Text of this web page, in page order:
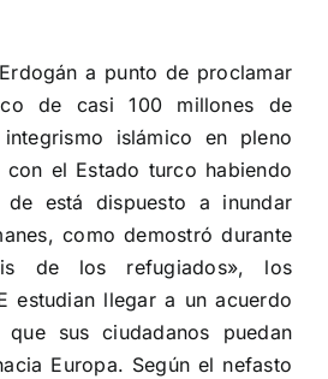
a punto de proclamar
de casi 100 millones de
islámico en pleno
el Estado turco habiendo
está dispuesto a inundar
como demostró durante
de los refugiados», los
estudian llegar a un acuerdo
sus ciudadanos puedan
Europa. Según el nefasto